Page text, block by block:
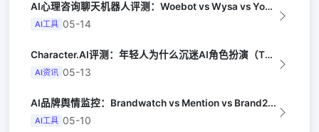
AI心理咨询聊天机器人评测：Woebot vs Wysa vs Youper（A...
AI工具 05-14
Character.AI评测：年轻人为什么沉迷AI角色扮演（The Atlant...
AI资讯 05-13
AI品牌舆情监控：Brandwatch vs Mention vs Brand2...
AI工具 05-10